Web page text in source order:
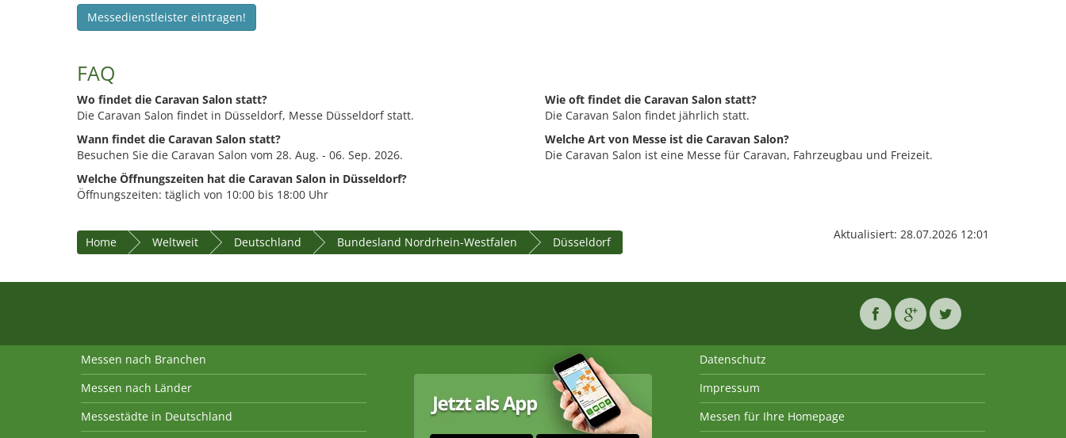
Messedienstleister eintragen!
FAQ
Wo findet die Caravan Salon statt?
Die Caravan Salon findet in Düsseldorf, Messe Düsseldorf statt.
Wann findet die Caravan Salon statt?
Besuchen Sie die Caravan Salon vom 28. Aug. - 06. Sep. 2026.
Wie oft findet die Caravan Salon statt?
Die Caravan Salon findet jährlich statt.
Welche Art von Messe ist die Caravan Salon?
Die Caravan Salon ist eine Messe für Caravan, Fahrzeugbau und Freizeit.
Welche Öffnungszeiten hat die Caravan Salon in Düsseldorf?
Öffnungszeiten: täglich von 10:00 bis 18:00 Uhr
Home Weltweit Deutschland Bundesland Nordrhein-Westfalen Düsseldorf
Aktualisiert: 28.07.2026 12:01
Messen nach Branchen
Messen nach Länder
Messestädte in Deutschland
Datenschutz
Impressum
Messen für Ihre Homepage